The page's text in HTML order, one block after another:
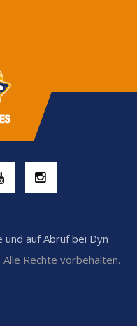
und auf Abruf bei Dyn
Rechte vorbehalten.